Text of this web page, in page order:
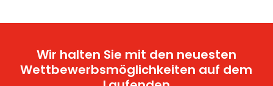
Wir halten Sie mit den neuesten
Wettbewerbsmöglichkeiten auf dem